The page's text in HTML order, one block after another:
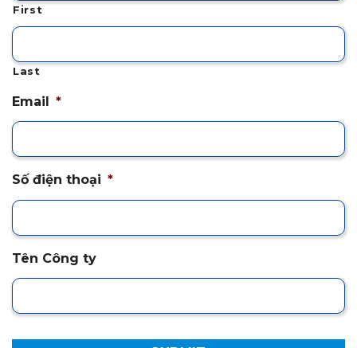
First
Last
Email *
Số điện thoại *
Tên Công ty